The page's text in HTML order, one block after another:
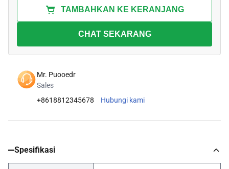
TAMBAHKAN KE KERANJANG
CHAT SEKARANG
Mr. Puooedr
Sales
+8618812345678
Hubungi kami
Spesifikasi